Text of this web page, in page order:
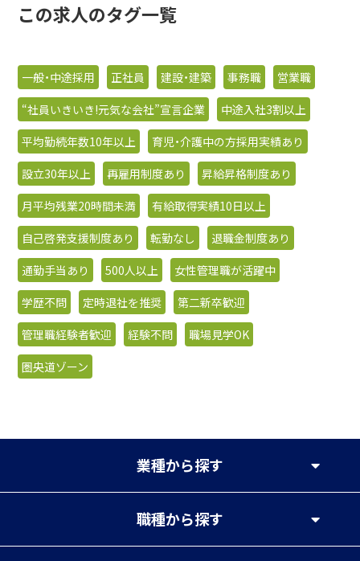
この求人のタグ一覧
一般・中途採用 正社員 建設・建築 事務職
営業職
“社員いきいき!元気な会社”宣言企業
中途入社3割以上
平均勤続年数10年以上
育児・介護中の方採用実績あり
設立30年以上
再雇用制度あり
昇給昇格制度あり
月平均残業20時間未満
有給取得実績10日以上
自己啓発支援制度あり
転勤なし
退職金制度あり
通勤手当あり
500人以上
女性管理職が活躍中
学歴不問
定時退社を推奨
第二新卒歓迎
管理職経験者歓迎
経験不問
職場見学OK
圏央道ゾーン
業種から探す
職種から探す